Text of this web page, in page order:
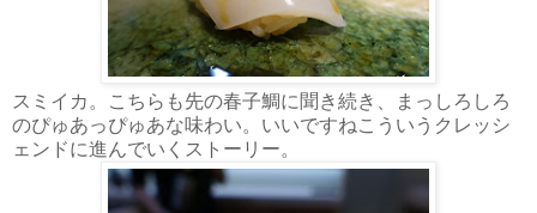
スミイカ。こちらも先の春子鯛に聞き続き、まっしろしろ
のぴゅあっぴゅあな味わい。いいですねこういうクレッシ
ェンドに進んでいくストーリー。